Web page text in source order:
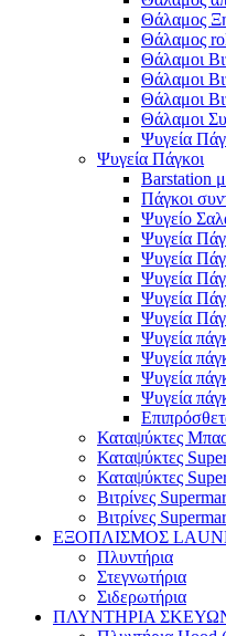
Θάλαμος
Θάλαμος
Θάλαμοι
Θάλαμοι
Θάλαμοι
Θάλαμοι
Ψυγεία
Ψυγεία Πάγκοι
Barstation
Πάγκοι
Ψυγείο
Ψυγεία
Ψυγεία
Ψυγεία
Ψυγεία
Ψυγεία
Ψυγεία
Ψυγεία
Ψυγεία
Ψυγεία
Καταψύκτες
Καταψύκτες
Καταψύκτες
Βιτρίνες
Βιτρίνες
ΕΞΟΠΛΙΣΜΟΣ
Πλυντήρια
Στεγνωτήρια
Σιδερωτήρια
ΠΛΥΝΤΗΡΙΑ